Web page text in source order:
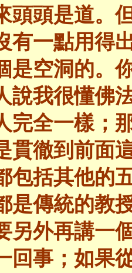
頭頭是道。
有一點用得
是空洞的。
說我很懂佛
完全一樣；
貫徹到前面
包括其他的
是傳統的教
另外再講一
回事；如果